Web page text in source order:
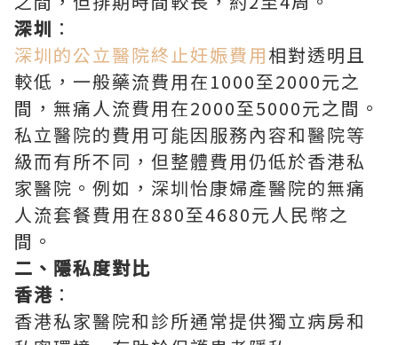
深圳 ：
深圳的公立醫院終止妊娠費用相對透明且
較低，一般藥流費用在1000至2000元之
間，無痛人流費用在2000至5000元之間。
私立醫院的費用可能因服務內容和醫院等
級而有所不同，但整體費用仍低於香港私
家醫院。例如，深圳怡康婦產醫院的無痛
人流套餐費用在880至4680元人民幣之
間。
二、隱私度對比
香港 ：
香港私家醫院和診所通常提供獨立病房和